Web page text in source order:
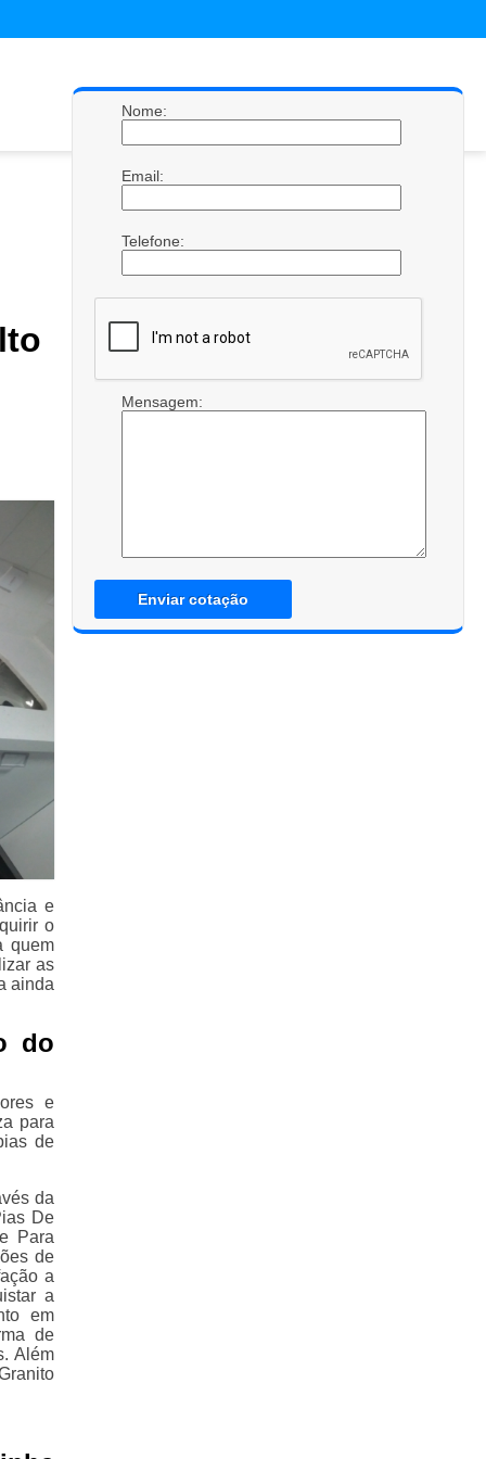
e
o
quem
as
ainda
do
e
para
de
da
De
Para
de
a
a
em
de
Além
Nome:
Email:
Telefone:
Mensagem:
Enviar cotação